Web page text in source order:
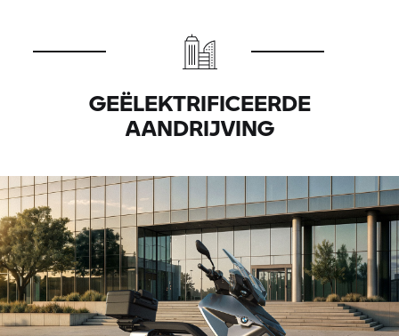
GEËLEKTRIFICEERDE
AANDRIJVING